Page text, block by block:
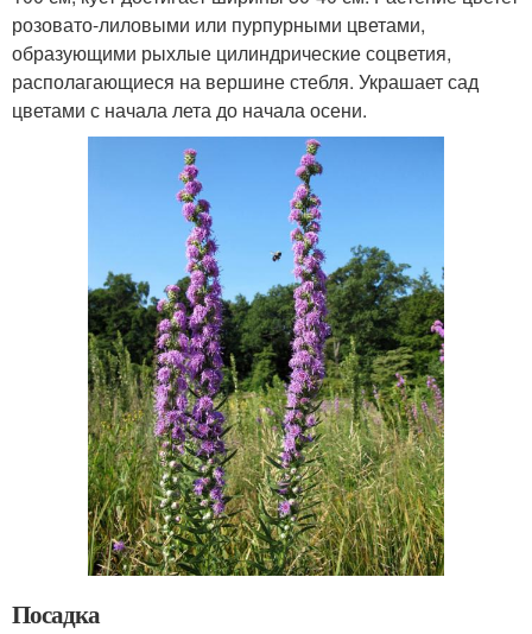
розовато-лиловыми или пурпурными цветами,
образующими рыхлые цилиндрические соцветия,
располагающиеся на вершине стебля. Украшает сад
цветами с начала лета до начала осени.
Посадка